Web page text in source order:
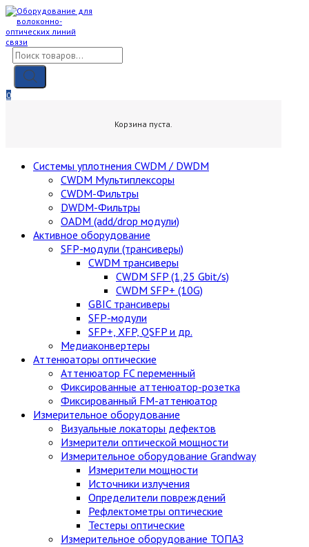
Skip
content
Поиск
товаров
0
Корзина пуста.
Cистемы уплотнения CWDM / DWDM
CWDM Мультиплексоры
CWDM-Фильтры
DWDM-Фильтры
OADM (add/drop модули)
Активное оборудование
SFP-модули (трансиверы)
CWDM трансиверы
CWDM SFP (1,25 Gbit/s)
CWDM SFP+ (10G)
GBIC трансиверы
SFP-модули
SFP+, XFP, QSFP и др.
Медиаконвертеры
Аттенюаторы оптические
Аттенюатор FC переменный
Фиксированные аттенюатор-розетка
Фиксированный FM-аттенюатор
Измерительное оборудование
Визуальные локаторы дефектов
Измерители оптической мощности
Измерительное оборудование Grandway
Измерители мощности
Источники излучения
Определители повреждений
Рефлектометры оптические
Тестеры оптические
Измерительное оборудование ТОПАЗ